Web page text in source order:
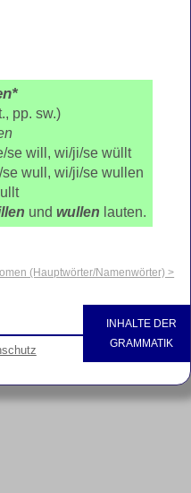
*
pp. sw.)
se will, wi/ji/se wüllt
wull, wi/ji/se wullen
und wullen lauten.
(Hauptwörter/Namenwörter) >
INHALTE DER
GRAMMATIK